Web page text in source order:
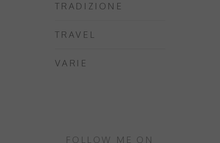
TRADIZIONE
TRAVEL
VARIE
FOLLOW ME ON